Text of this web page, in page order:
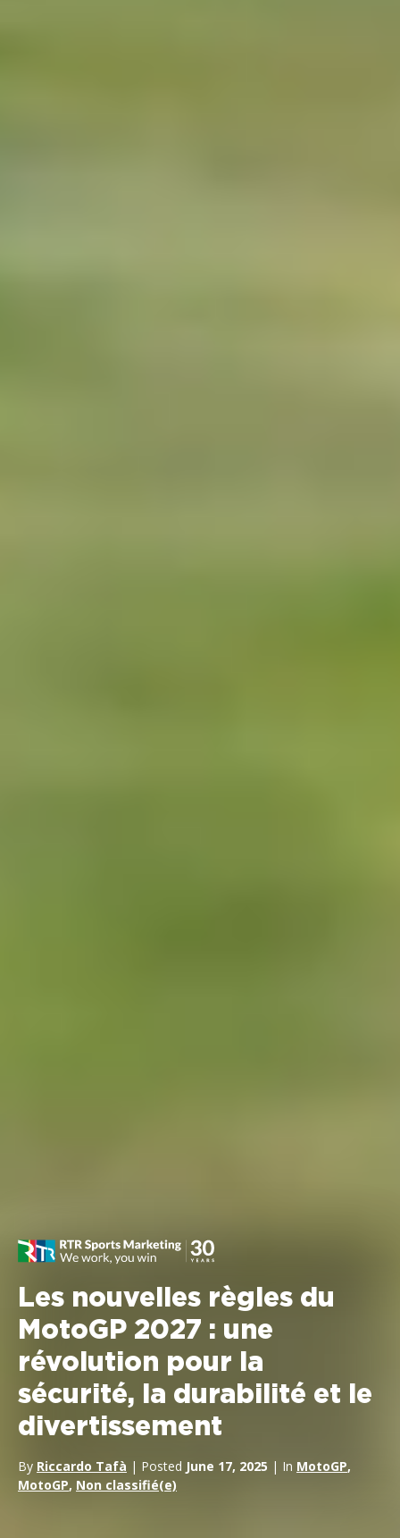
Les nouvelles règles du
MotoGP 2027 : une
révolution pour la
sécurité, la durabilité et le
divertissement
By Riccardo Tafà | Posted June 17, 2025 | In MotoGP,
MotoGP, Non classifié(e)